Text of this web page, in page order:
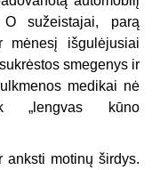
sužeistajai, parą
išgulėjusiai
smegenys ir
medikai nė
„lengvas kūno
anksti motinų širdys.